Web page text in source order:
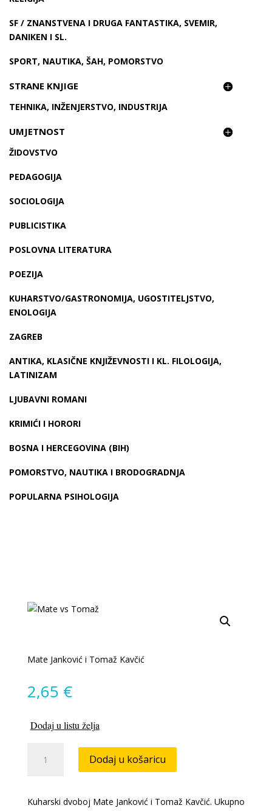
SF / ZNANSTVENA I DRUGA FANTASTIKA, SVEMIR,
DANIKEN I SL.
SPORT, NAUTIKA, ŠAH, POMORSTVO
STRANE KNJIGE
TEHNIKA, INŽENJERSTVO, INDUSTRIJA
UMJETNOST
ŽIDOVSTVO
PEDAGOGIJA
SOCIOLOGIJA
PUBLICISTIKA
POSLOVNA LITERATURA
POEZIJA
KUHARSTVO/GASTRONOMIJA, UGOSTITELJSTVO,
ENOLOGIJA
ZAGREB
ANTIKA, KLASIČNE KNJIŽEVNOSTI I KL. FILOLOGIJA,
LATINIZAM
LJUBAVNI ROMANI
KRIMIĆI I HORORI
BOSNA I HERCEGOVINA (BIH)
POMORSTVO, NAUTIKA I BRODOGRADNJA
POPULARNA PSIHOLOGIJA
Mate Janković i Tomaž Kavčić
2,65 €
Dodaj u listu želja
Dodaj u košaricu
Kuharski dvoboj Mate Janković i Tomaž Kavčić. Ukupno